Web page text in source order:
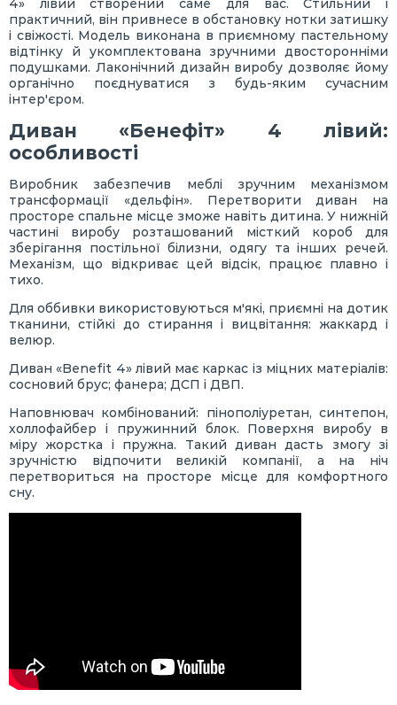
4» лівий створений саме для вас. Стильний і
практичний, він привнесе в обстановку нотки затишку
і свіжості. Модель виконана в приємному пастельному
відтінку й укомплектована зручними двосторонніми
подушками. Лаконічний дизайн виробу дозволяє йому
органічно поєднуватися з будь-яким сучасним
інтер'єром.
Диван «Бенефіт» 4 лівий:
особливості
Виробник забезпечив меблі зручним механізмом
трансформації «дельфін». Перетворити диван на
просторе спальне місце зможе навіть дитина. У нижній
частині виробу розташований місткий короб для
зберігання постільної білизни, одягу та інших речей.
Механізм, що відкриває цей відсік, працює плавно і
тихо.
Для оббивки використовуються м'які, приємні на дотик
тканини, стійкі до стирання і вицвітання: жаккард і
велюр.
Диван «Benefit 4» лівий має каркас із міцних матеріалів:
сосновий брус; фанера; ДСП і ДВП.
Наповнювач комбінований: пінополіуретан, синтепон,
холлофайбер і пружинний блок. Поверхня виробу в
міру жорстка і пружна. Такий диван дасть змогу зі
зручністю відпочити великій компанії, а на ніч
перетвориться на просторе місце для комфортного
сну.